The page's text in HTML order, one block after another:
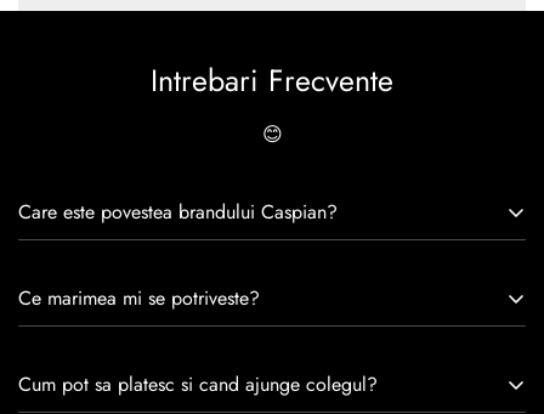
Intrebari Frecvente
😊
Care este povestea brandului Caspian?
experiență de peste 30 de ani în industria modei, Caspian se
satisfacția clienților.Fiecare pereche de încălțăminte Caspian
Ce marimea mi se potriveste?
Cum pot sa platesc si cand ajunge colegul?